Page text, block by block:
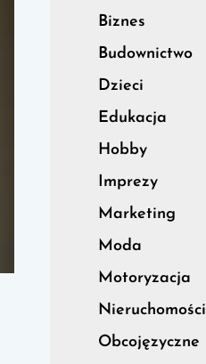
Biznes
Budownictwo
Dzieci
Edukacja
Hobby
Imprezy
Marketing
Moda
Motoryzacja
Nieruchomości
Obcojęzyczne